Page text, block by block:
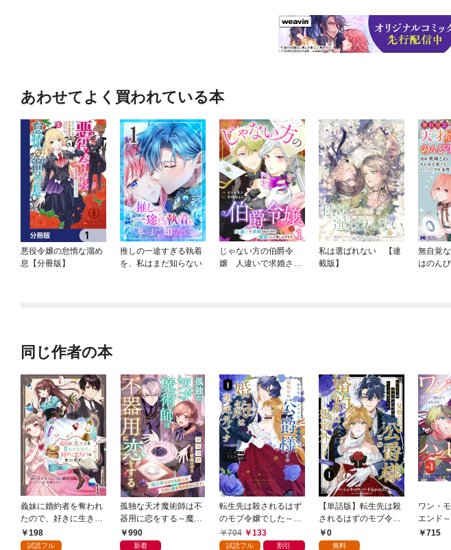
あわせてよく買われている本
悪役令嬢の怠惰な溜め
息【分冊版】
推しの一途すぎる執着
を、私はまだ知らない
じゃない方の伯爵令
嬢 人違いで求婚され
私は選ばれない 【連
載版】
無自覚
はのん
同じ作者の本
義妹に婚約者を奪われ
たので、好きに生きよ
うと思います。 【連載
版】１
198
試読フル
孤独な天才魔術師は不
器用に恋をする～魔法
陣オタクな新人は元気
に謎を解き明かしま
990
新着
転生先は殺されるはず
のモブ令嬢でした～見
知らぬ公爵様との婚約
は想定外です～@COM
704 133
試読フル 割引
【単話版】転生先は殺
されるはずのモブ令嬢
でした～見知らぬ公爵
様との婚約は想定外で
0
無料
ワン・
エンド
大魔女
715